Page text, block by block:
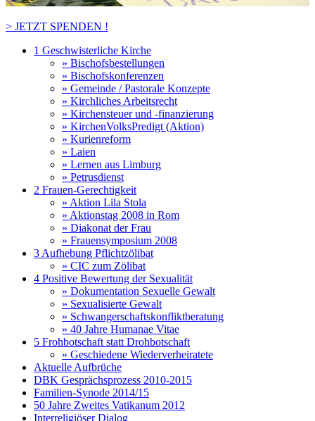
> JETZT SPENDEN !
1 Geschwisterliche Kirche
» Bischofsbestellungen
» Bischofskonferenzen
» Gemeinde / Pastorale Konzepte
» Kirchliches Arbeitsrecht
» Kirchensteuer und -finanzierung
» KirchenVolksPredigt (Aktion)
» Kurienreform
» Laien
» Lernen aus Limburg
» Petrusdienst
2 Frauen-Gerechtigkeit
» Aktion Lila Stola
» Aktionstag 2008 in Rom
» Diakonat der Frau
» Frauensymposium 2008
3 Aufhebung Pflichtzölibat
» CIC zum Zölibat
4 Positive Bewertung der Sexualität
» Dokumentation Sexuelle Gewalt
» Sexualisierte Gewalt
» Schwangerschaftskonfliktberatung
» 40 Jahre Humanae Vitae
5 Frohbotschaft statt Drohbotschaft
» Geschiedene Wiederverheiratete
Aktuelle Aufbrüche
DBK Gesprächsprozess 2010-2015
Familien-Synode 2014/15
50 Jahre Zweites Vatikanum 2012
Interreligiöser Dialog